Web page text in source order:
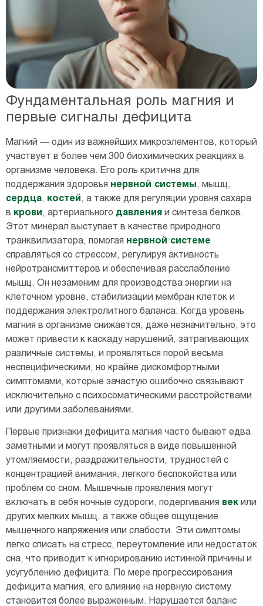
Фундаментальная роль магния и
первые сигналы дефицита
Магний — один из важнейших микроэлементов, который
участвует в более чем 300 биохимических реакциях в
организме человека. Его роль критична для
поддержания здоровья нервной системы , мышц,
сердца, костей , а также для регуляции уровня сахара
в крови , артериального давления и синтеза белков.
Этот минерал выступает в качестве природного
транквилизатора, помогая нервной системе
справляться со стрессом, регулируя активность
нейротрансмиттеров и обеспечивая расслабление
мышц. Он незаменим для производства энергии на
клеточном уровне, стабилизации мембран клеток и
поддержания электролитного баланса. Когда уровень
магния в организме снижается, даже незначительно, это
может привести к каскаду нарушений, затрагивающих
различные системы, и проявляться порой весьма
неспецифическими, но крайне дискомфортными
симптомами, которые зачастую ошибочно связывают
исключительно с психосоматическими расстройствами
или другими заболеваниями.
Первые признаки дефицита магния часто бывают едва
заметными и могут проявляться в виде повышенной
утомляемости, раздражительности, трудностей с
концентрацией внимания, легкого беспокойства или
проблем со сном. Мышечные проявления могут
включать в себя ночные судороги, подергивания век или
других мелких мышц, а также общее ощущение
мышечного напряжения или слабости. Эти симптомы
легко списать на стресс, переутомление или недостаток
сна, что приводит к игнорированию истинной причины и
усугублению дефицита. По мере прогрессирования
дефицита магния, его влияние на нервную систему
становится более выраженным. Нарушается баланс